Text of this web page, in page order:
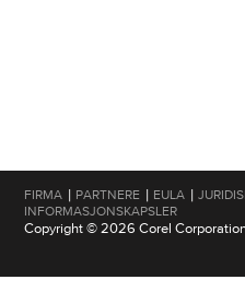
FIRMA | PARTNERE | EULA |
INFORMASJONSKAPSLER
Copyright © 2026 Corel